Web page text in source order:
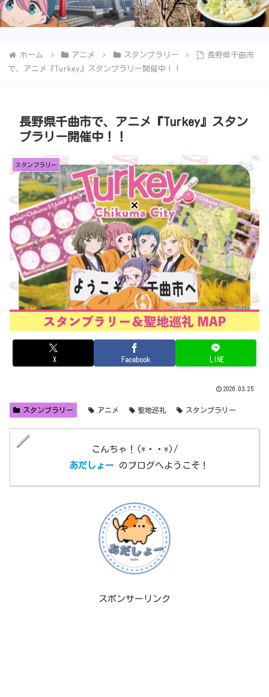
ホーム アニメ スタンプラリー
長野県千曲市
で、アニメ『Turkey』スタンプラリー開催中！！
長野県千曲市で、アニメ『Turkey』スタン
プラリー開催中！！
スタンプラリー
X Facebook LINE
2026.03.25
スタンプラリー アニメ 聖地巡礼 スタンプラリー
こんちゃ！(*・・*)/
あだしょー のブログへようこそ！
スポンサーリンク